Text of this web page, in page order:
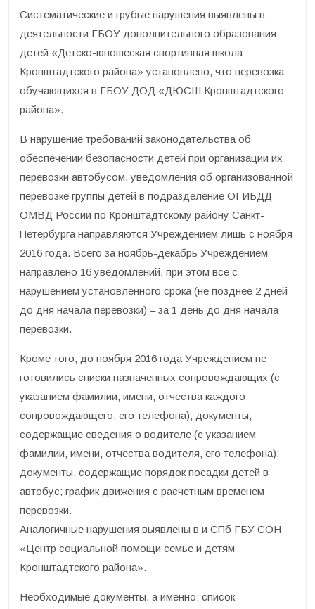
Систематические и грубые нарушения выявлены в
деятельности ГБОУ дополнительного образования
детей «Детско-юношеская спортивная школа
Кронштадтского района» установлено, что перевозка
обучающихся в ГБОУ ДОД «ДЮСШ Кронштадтского
района».
В нарушение требований законодательства об
обеспечении безопасности детей при организации их
перевозки автобусом, уведомления об организованной
перевозке группы детей в подразделение ОГИБДД
ОМВД России по Кронштадтскому району Санкт-
Петербурга направляются Учреждением лишь с ноября
2016 года. Всего за ноябрь-декабрь Учреждением
направлено 16 уведомлений, при этом все с
нарушением установленного срока (не позднее 2 дней
до дня начала перевозки) – за 1 день до дня начала
перевозки.
Кроме того, до ноября 2016 года Учреждением не
готовились списки назначенных сопровождающих (с
указанием фамилии, имени, отчества каждого
сопровождающего, его телефона); документы,
содержащие сведения о водителе (с указанием
фамилии, имени, отчества водителя, его телефона);
документы, содержащие порядок посадки детей в
автобус; график движения с расчетным временем
перевозки.
Аналогичные нарушения выявлены в и СПб ГБУ СОН
«Центр социальной помощи семье и детям
Кронштадтского района».
Необходимые документы, а именно: список